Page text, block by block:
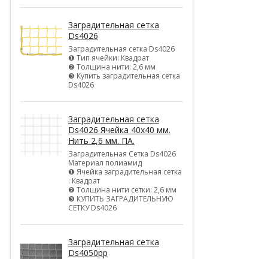
Заградительная сетка
Ds4026
Заградительная сетка Ds4026
❶ Тип ячейки: Квадрат
❷ Толщина нити: 2,6 мм
❸ Купить заградительная сетка
Ds4026
Заградительная сетка
Ds4026 Ячейка 40х40 мм.
Нить 2,6 мм. ПА.
Заградительная Сетка Ds4026
Материал полиамид
❶ Ячейка заградительная сетка
: Квадрат
❷ Толщина нити сетки: 2,6 мм
❸ КУПИТЬ ЗАГРАДИТЕЛЬНУЮ
СЕТКУ Ds4026
Заградительная сетка
Ds4050pp